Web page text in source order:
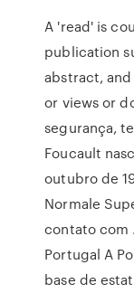
A 'read' is
publication
abstract,
or views or
segurança,
Foucault
outubro de
Normale
contato com
Portugal A
base de